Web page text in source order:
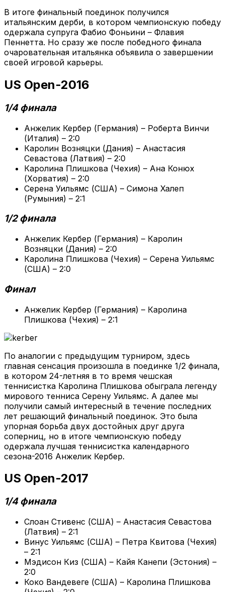
В итоге финальный поединок получился
итальянским дерби, в котором чемпионскую победу
одержала супруга Фабио Фоньини – Флавия
Пеннетта. Но сразу же после победного финала
очаровательная итальянка объявила о завершении
своей игровой карьеры.
US Open-2016
1/4 финала
Анжелик Кербер (Германия) – Роберта Винчи
(Италия) – 2:0
Каролин Возняцки (Дания) – Анастасия
Севастова (Латвия) – 2:0
Каролина Плишкова (Чехия) – Ана Конюх
(Хорватия) – 2:0
Серена Уильямс (США) – Симона Халеп
(Румыния) – 2:1
1/2 финала
Анжелик Кербер (Германия) – Каролин
Возняцки (Дания) – 2:0
Каролина Плишкова (Чехия) – Серена Уильямс
(США) – 2:0
Финал
Анжелик Кербер (Германия) – Каролина
Плишкова (Чехия) – 2:1
По аналогии с предыдущим турниром, здесь
главная сенсация произошла в поединке 1/2 финала,
в котором 24-летняя в то время чешская
теннисистка Каролина Плишкова обыграла легенду
мирового тенниса Серену Уильямс. А далее мы
получили самый интересный в течение последних
лет решающий финальный поединок. Это была
упорная борьба двух достойных друг друга
соперниц, но в итоге чемпионскую победу
одержала лучшая теннисистка календарного
сезона-2016 Анжелик Кербер.
US Open-2017
1/4 финала
Слоан Стивенс (США) – Анастасия Севастова
(Латвия) – 2:1
Винус Уильямс (США) – Петра Квитова (Чехия)
– 2:1
Мэдисон Киз (США) – Кайя Канепи (Эстония) –
2:0
Коко Вандевеге (США) – Каролина Плишкова